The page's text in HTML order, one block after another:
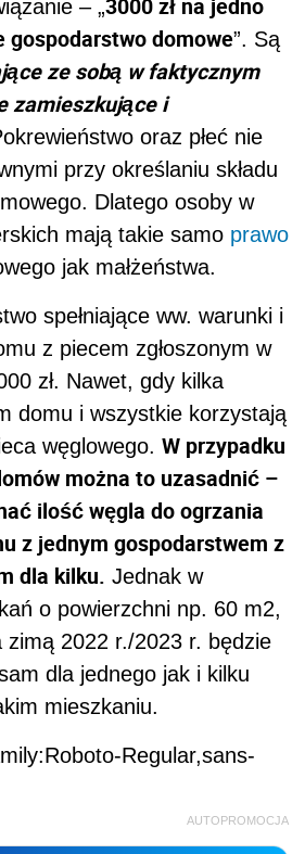
– „3000 zł na jedno
gospodarstwo domowe”. Są
ze sobą w faktycznym
zamieszkujące i
oraz płeć nie
przy określaniu składu
Dlatego osoby w
mają takie samo prawo
jak małżeństwa.
spełniające ww. warunki i
z piecem zgłoszonym w
zł. Nawet, gdy kilka
domu i wszystkie korzystają
węglowego. W przypadku
można to uzasadnić –
ilość węgla do ogrzania
z jednym gospodarstwem z
dla kilku. Jednak w
o powierzchni np. 60 m2,
zimą 2022 r./2023 r. będzie
dla jednego jak i kilku
mieszkaniu.
Regular,sans-
AUTOPROMOCJA